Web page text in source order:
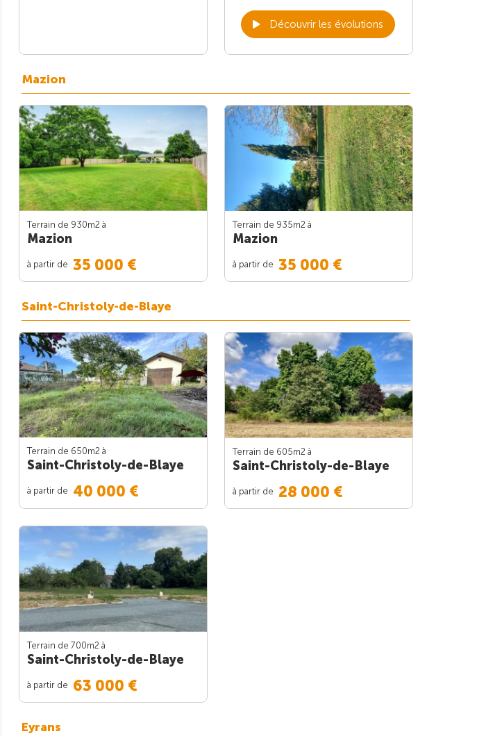
Découvrir les évolutions
Mazion
Terrain de 930m2 à
Mazion
à partir de 35 000 €
Terrain de 935m2 à
Mazion
à partir de 35 000 €
Saint-Christoly-de-Blaye
Terrain de 650m2 à
Saint-Christoly-de-Blaye
à partir de 40 000 €
Terrain de 605m2 à
Saint-Christoly-de-Blaye
à partir de 28 000 €
Terrain de 700m2 à
Saint-Christoly-de-Blaye
à partir de 63 000 €
Eyrans